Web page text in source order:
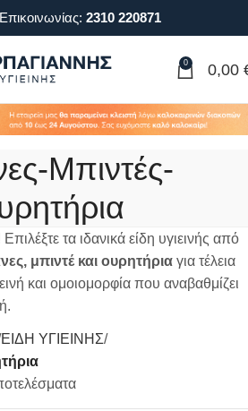
2310 220871
0 0,00
Μπιντές-
τα ιδανικά είδη υγιεινής από
μπιντέ και ουρητήρια για τέλεια
και ομοιομορφία που αναβαθμίζει
ΕΙΔΗ ΥΓΙΕΙΝΗΣ